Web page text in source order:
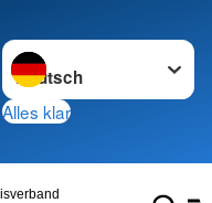
Sprache wechseln zu
Alles klar